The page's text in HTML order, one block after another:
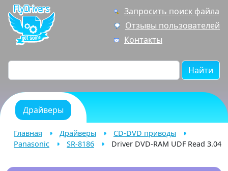
Запросить поиск файла
Отзывы пользователей
Контакты
Найти
Драйверы
Главная Драйверы
CD-DVD приводы
Panasonic
SR-8186 Driver DVD-RAM UDF Read 3.04